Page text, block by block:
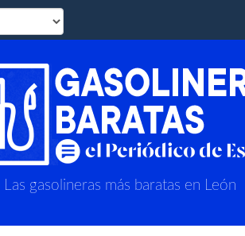
Las gasolineras más baratas en León